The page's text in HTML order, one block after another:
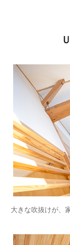
大きな吹抜けが、